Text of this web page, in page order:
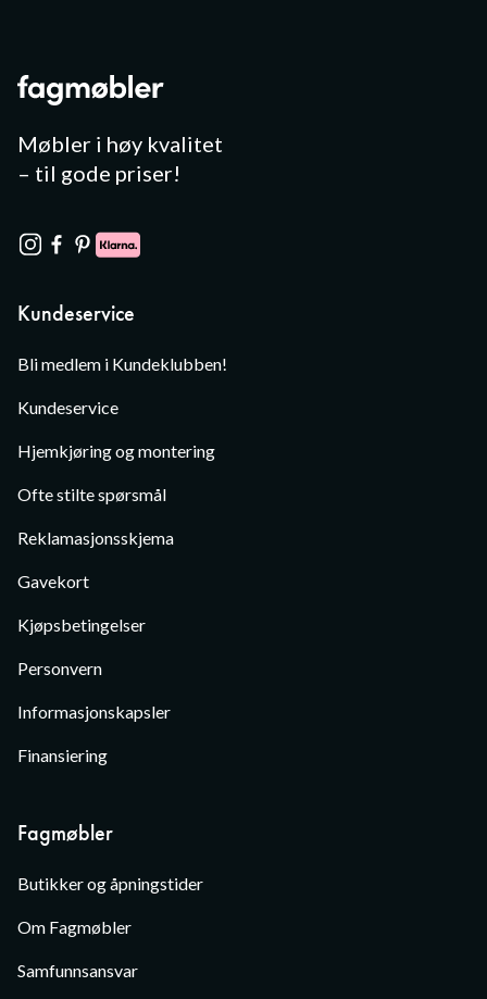
Møbler i høy kvalitet
– til gode priser!
Kundeservice
Bli medlem i Kundeklubben!
Kundeservice
Hjemkjøring og montering
Ofte stilte spørsmål
Reklamasjonsskjema
Gavekort
Kjøpsbetingelser
Personvern
Informasjonskapsler
Finansiering
Fagmøbler
Butikker og åpningstider
Om Fagmøbler
Samfunnsansvar